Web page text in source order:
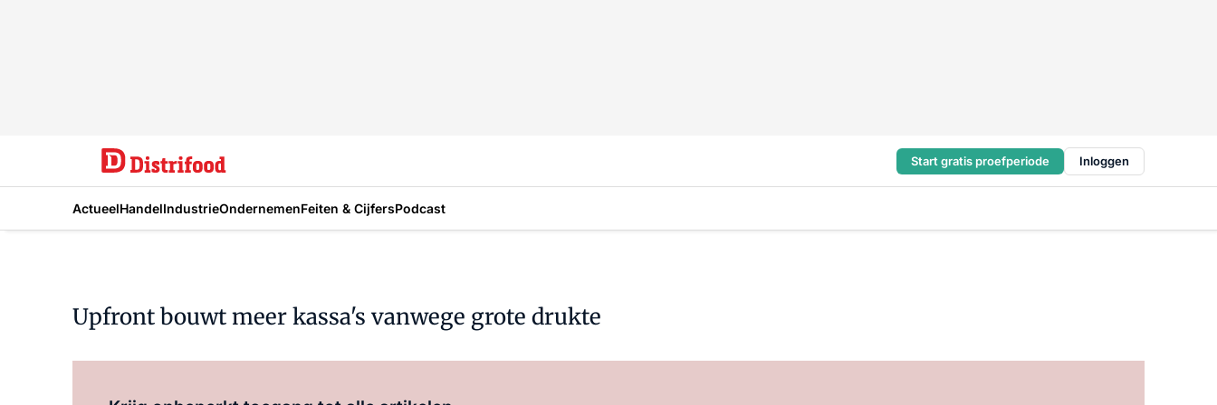
Start gratis proefperiode Inloggen
ActueelHandelIndustrieOndernemenFeiten & CijfersPodcast
Upfront bouwt meer kassa's vanwege grote drukte